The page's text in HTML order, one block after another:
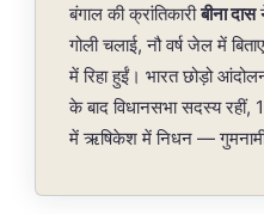
बंगाल की क्रांतिकारीबीना दास
गोली चलाई, नौ वर्ष जेल में
में रिहा हुईं। भारत छोड़ो
के बाद विधानसभा सदस्य
में ऋषिकेश में निधन —